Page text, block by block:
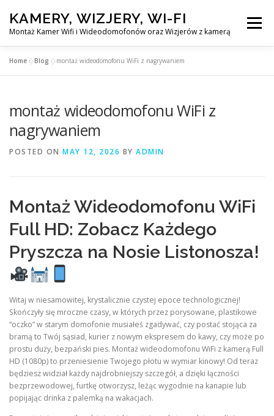
content
KAMERY, WIZJERY, WI-FI
Montaż Kamer Wifi i Wideodomofonów oraz Wizjerów z kamerą
Menu
MONTAŻ WIDEDOMOFONÓW
KONTAKT
Home »Blog »montaż wideodomofonu WiFi z nagrywaniem
montaż wideodomofonu WiFi z
nagrywaniem
POSTED ON MAY 12, 2026 BY ADMIN
Montaż Wideodomofonu WiFi
Full HD: Zobacz Każdego
Pryszcza na Nosie Listonosza!
Witaj w niesamowitej, krystalicznie czystej epoce technologicznej!
Skończyły się mroczne czasy, w których przez porysowane, plastikowe
“oczko” w starym domofonie musiałeś zgadywać, czy postać stojąca za
bramą to Twój sąsiad, kurier z nowym ekspresem do kawy, czy może po
prostu duży, bezpański pies. Montaż wideodomofonu WiFi z kamerą Full
HD (1080p) to przeniesienie Twojego płotu w wymiar kinowy! Od teraz
będziesz widział każdy najdrobniejszy szczegół, a dzięki łączności
bezprzewodowej, furtkę otworzysz, leżąc wygodnie na kanapie lub
popijając drinka z palemką na wakacjach.